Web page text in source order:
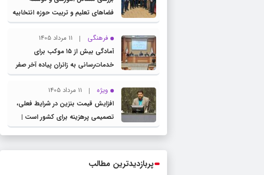
فضاهای تعلیم و تربیت حوزه انتخابیه
در نشست مشترک عضو کمیسیون
آموزش مجلس با مدیرکل آموزش و
پرورش خراسان رضوی
فرهنگی
11 مرداد 1405
آمادگی بیش از ۱۵ موکب برای
خدمات‌رسانی به زائران پیاده آخر صفر
در شهرستان چناران
ویژه
11 مرداد 1405
افزایش قیمت بنزین در شرایط فعلی،
تصمیمی پرهزینه برای کشور است |
دولت، قاچاق سوخت و عوامل اصلی
پربازدیدترین مطالب